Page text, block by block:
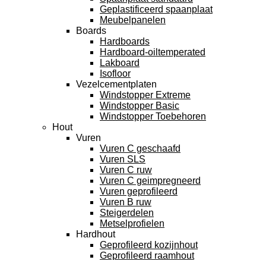
Geplastificeerd spaanplaat
Meubelpanelen
Boards
Hardboards
Hardboard-oiltemperated
Lakboard
Isofloor
Vezelcementplaten
Windstopper Extreme
Windstopper Basic
Windstopper Toebehoren
Hout
Vuren
Vuren C geschaafd
Vuren SLS
Vuren C ruw
Vuren C geimpregneerd
Vuren geprofileerd
Vuren B ruw
Steigerdelen
Metselprofielen
Hardhout
Geprofileerd kozijnhout
Geprofileerd raamhout